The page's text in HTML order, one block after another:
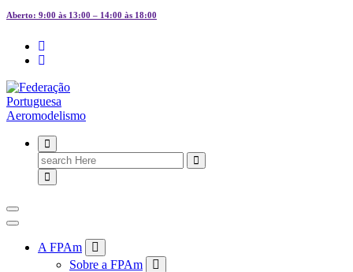
Aberto: 9:00 às 13:00 – 14:00 às 18:00
FPAM
Search
for:
A FPAm
Sobre a FPAm